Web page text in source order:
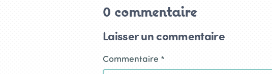
0 commentaire
Laisser un commentaire
Commentaire *